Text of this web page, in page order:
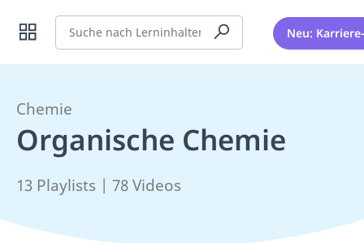
Suche Neu:
Chemie
Organische Chemie
13 Playlists | 78 Videos